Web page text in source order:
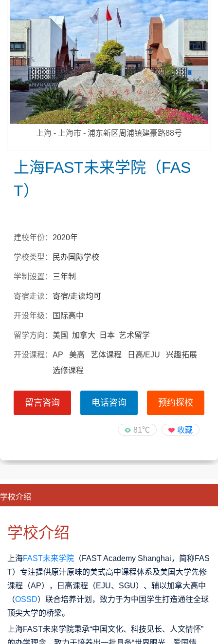
上海 - 上海市 - 浦东新区周浦镇建豪路88号
上海FAST未来学院（FAS
T）
建校年份： 2020年
学校类型： 民办国际学校
学制设置： 三年制
寄宿走读： 寄宿/走读均可
开设年级： 国际高中
留学方向： 美国 加拿大 日本 艺术留学
开设课程：AP 美高 艺体课程 日高/EJU 兴趣拓展
选修课程
留言咨询 电话咨询 预约探校
81℃ 收藏
学校介绍
学校介绍
上海FAST未来学院 （FAST Academy Shanghai，简称FAS
T）专注提供原汁原味的美式高中课程体系及美国大学先修
课程（AP），日高课程（EJU、SGU）、辅以加拿大高中
（OSSD）联合培养计划，致力于为中国学生打造通往全球
顶尖大学的桥梁。
上海FAST未来学院秉承“中国文化、科技见长、人文情怀”